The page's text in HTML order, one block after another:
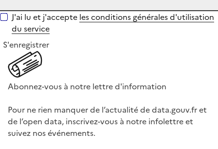
J'ai lu et j'accepte les conditions générales d'utilisation
du service
S'enregistrer
Abonnez-vous à notre lettre d'information
Pour ne rien manquer de l’actualité de data.gouv.fr et
de l’open data, inscrivez-vous à notre infolettre et
suivez nos événements.